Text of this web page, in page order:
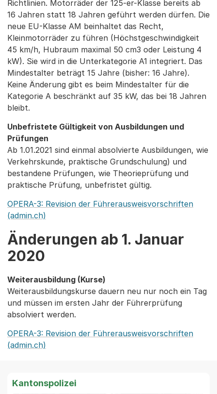
Richtlinien. Motorräder der 125-er-Klasse bereits ab
16 Jahren statt 18 Jahren geführt werden dürfen. Die
neue EU-Klasse AM beinhaltet das Recht,
Kleinmotorräder zu führen (Höchstgeschwindigkeit
45 km/h, Hubraum maximal 50 cm3 oder Leistung 4
kW). Sie wird in die Unterkategorie A1 integriert. Das
Mindestalter beträgt 15 Jahre (bisher: 16 Jahre).
Keine Änderung gibt es beim Mindestalter für die
Kategorie A beschränkt auf 35 kW, das bei 18 Jahren
bleibt.
Unbefristete Gültigkeit von Ausbildungen und
Prüfungen
Ab 1.01.2021 sind einmal absolvierte Ausbildungen, wie
Verkehrskunde, praktische Grundschulung) und
bestandene Prüfungen, wie Theorieprüfung und
praktische Prüfung, unbefristet gültig.
OPERA-3: Revision der Führerausweisvorschriften
(admin.ch)
Änderungen ab 1. Januar
2020
Weiterausbildung (Kurse)
Weiterausbildungskurse dauern neu nur noch ein Tag
und müssen im ersten Jahr der Führerprüfung
absolviert werden.
OPERA-3: Revision der Führerausweisvorschriften
(admin.ch)
Kantonspolizei